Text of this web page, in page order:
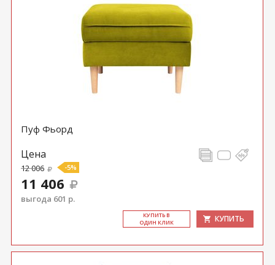
Пуф Фьорд
Цена
12 006 -5%
11 406
выгода 601 р.
КУ­ПИТЬ В
ОДИН КЛИК
КУПИТЬ